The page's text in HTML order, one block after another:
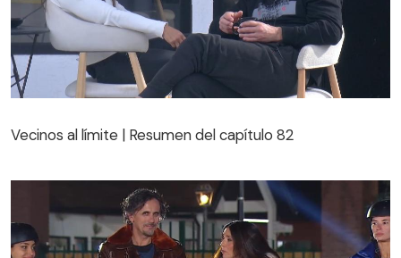
Vecinos al límite | Resumen del capítulo 82